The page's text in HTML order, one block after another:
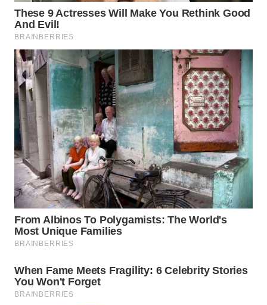
WN
BOGOR
WN
DEPOK
WN
TAPANULI
UTARA
WN
SAMOSIR
WN
PADANG
LAWAS
WN
SUMEDANG